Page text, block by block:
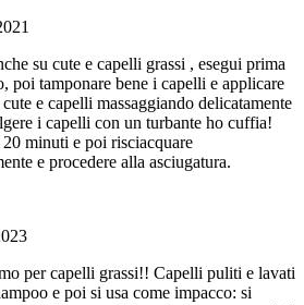
su cute e capelli grassi , esegui prima
poi tamponare bene i capelli e applicare
e capelli massaggiando delicatamente
i capelli con un turbante ho cuffia!
20 minuti e poi risciacquare
e procedere alla asciugatura.
per capelli grassi!! Capelli puliti e lavati
e poi si usa come impacco: si